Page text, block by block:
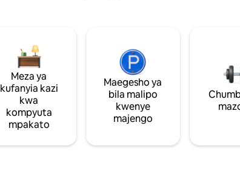
Meza ya
kufanyia kazi
kwa
kompyuta
mpakato
Maegesho ya
bila malipo
kwenye
majengo